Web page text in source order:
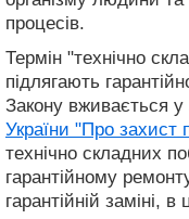
процесів.
Термін "технічно
підлягають
Закону вживається
України "Про захист
технічно складних
гарантійному
гарантійній заміні,